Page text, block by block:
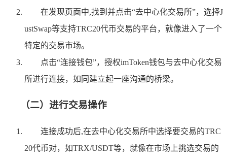
在发现页面中,找到并点击“去中心化交易所”，选择J
ustSwap等支持TRC20代币交易的平台，就像进入了一个
特定的交易市场。
点击“连接钱包”，授权imToken钱包与去中心化交易
所进行连接，如同建立起一座沟通的桥梁。
（二）进行交易操作
连接成功后,在去中心化交易所中选择要交易的TRC
20代币对，如TRX/USDT等，就像在市场上挑选交易的